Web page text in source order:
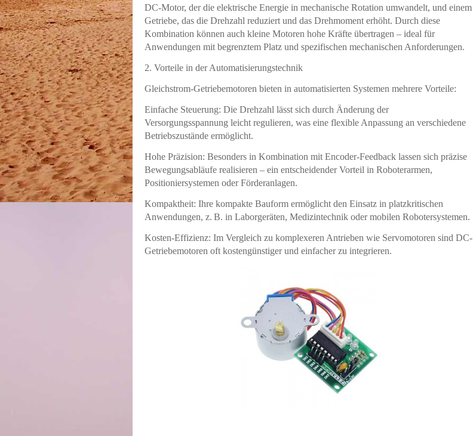
DC-Motor, der die elektrische Energie in mechanische Rotation umwandelt, und einem
Getriebe, das die Drehzahl reduziert und das Drehmoment erhöht. Durch diese
Kombination können auch kleine Motoren hohe Kräfte übertragen – ideal für
Anwendungen mit begrenztem Platz und spezifischen mechanischen Anforderungen.
2. Vorteile in der Automatisierungstechnik
Gleichstrom-Getriebemotoren bieten in automatisierten Systemen mehrere Vorteile:
Einfache Steuerung: Die Drehzahl lässt sich durch Änderung der
Versorgungsspannung leicht regulieren, was eine flexible Anpassung an verschiedene
Betriebszustände ermöglicht.
Hohe Präzision: Besonders in Kombination mit Encoder-Feedback lassen sich präzise
Bewegungsabläufe realisieren – ein entscheidender Vorteil in Roboterarmen,
Positioniersystemen oder Förderanlagen.
Kompaktheit: Ihre kompakte Bauform ermöglicht den Einsatz in platzkritischen
Anwendungen, z. B. in Laborgeräten, Medizintechnik oder mobilen Robotersystemen.
Kosten-Effizienz: Im Vergleich zu komplexeren Antrieben wie Servomotoren sind DC-
Getriebemotoren oft kostengünstiger und einfacher zu integrieren.